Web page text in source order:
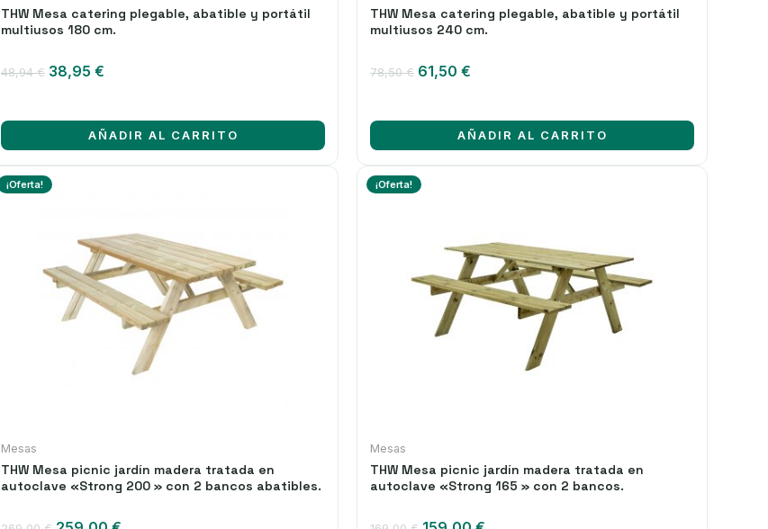
THW Mesa catering plegable, abatible y portátil
multiusos 180 cm.
48,94€ El
era:
48,94 €.
38,95 €
es:
38,95 €.
AÑADIR AL CARRITO
THW Mesa catering plegable, abatible y portátil
multiusos 240 cm.
78,50€ El
era:
78,50 €.
61,50 €
es:
61,50 €.
AÑADIR AL CARRITO
¡Oferta!
Mesas
THW Mesa picnic jardín madera tratada en
autoclave «Strong 200 » con 2 bancos abatibles.
¡Oferta!
Mesas
THW Mesa picnic jardín madera tratada en
autoclave «Strong 165 » con 2 bancos.